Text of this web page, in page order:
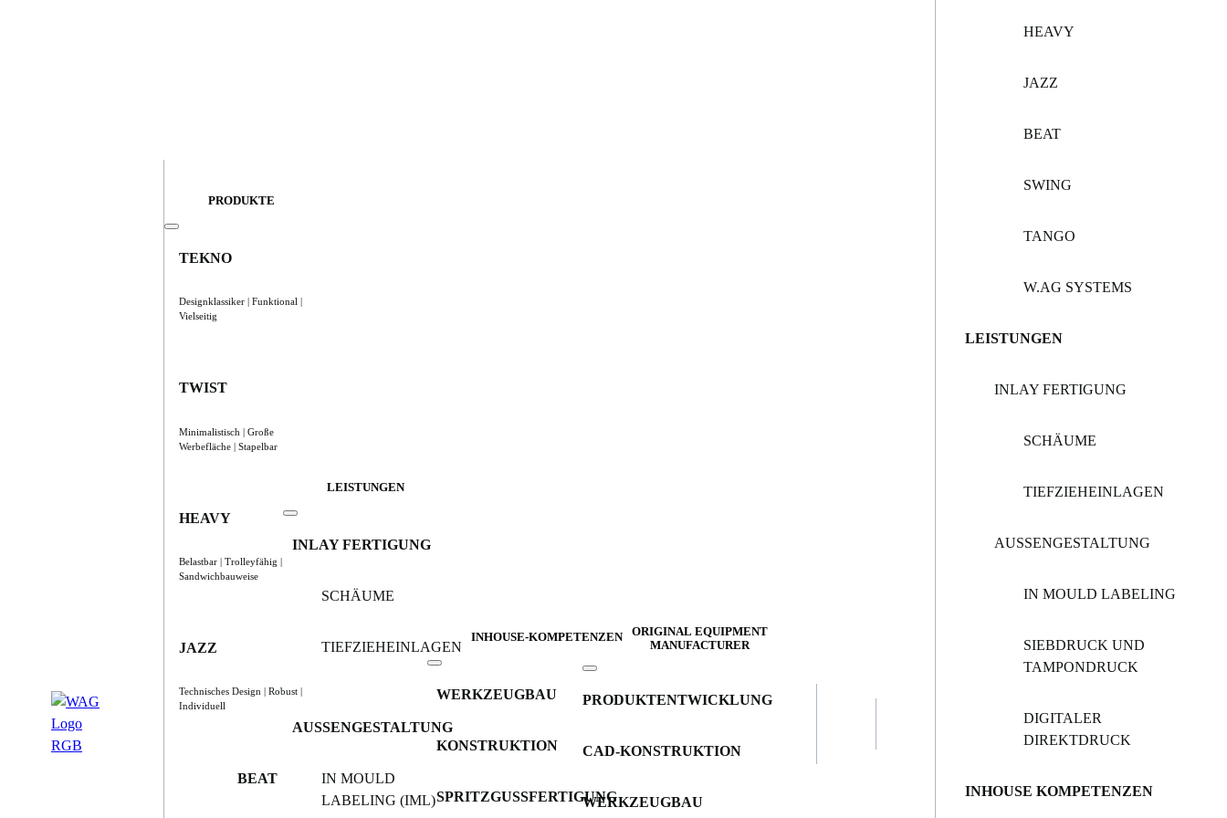
PRODUKTE
TEKNO
Designklassiker | Funktional |
Vielseitig
TWIST
Minimalistisch | Große
Werbefläche | Stapelbar
HEAVY
Belastbar | Trolleyfähig |
Sandwichbauweise
JAZZ
Technisches Design | Robust |
Individuell
BEAT
LEISTUNGEN
INLAY FERTIGUNG
SCHÄUME
TIEFZIEHEINLAGEN
AUSSENGESTALTUNG
IN MOULD
LABELING (IML)
INHOUSE-KOMPETENZEN
WERKZEUGBAU
KONSTRUKTION
SPRITZGUSSFERTIGUNG
ORIGINAL EQUIPMENT
MANUFACTURER
PRODUKTENTWICKLUNG
CAD-KONSTRUKTION
WERKZEUGBAU
HEAVY
JAZZ
BEAT
SWING
TANGO
W.AG SYSTEMS
LEISTUNGEN
INLAY FERTIGUNG
SCHÄUME
TIEFZIEHEINLAGEN
AUSSENGESTALTUNG
IN MOULD LABELING
SIEBDRUCK UND
TAMPONDRUCK
DIGITALER
DIREKTDRUCK
INHOUSE KOMPETENZEN